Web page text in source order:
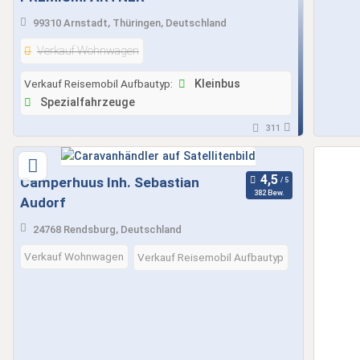
99310 Arnstadt, Thüringen, Deutschland
Verkauf Wohnwagen
Verkauf Reisemobil Aufbautyp:
Kleinbus
Spezialfahrzeuge
311
Camperhuus Inh. Sebastian
Audorf
382 Bew.
24768 Rendsburg, Deutschland
Verkauf Wohnwagen Verkauf Reisemobil Aufbautyp